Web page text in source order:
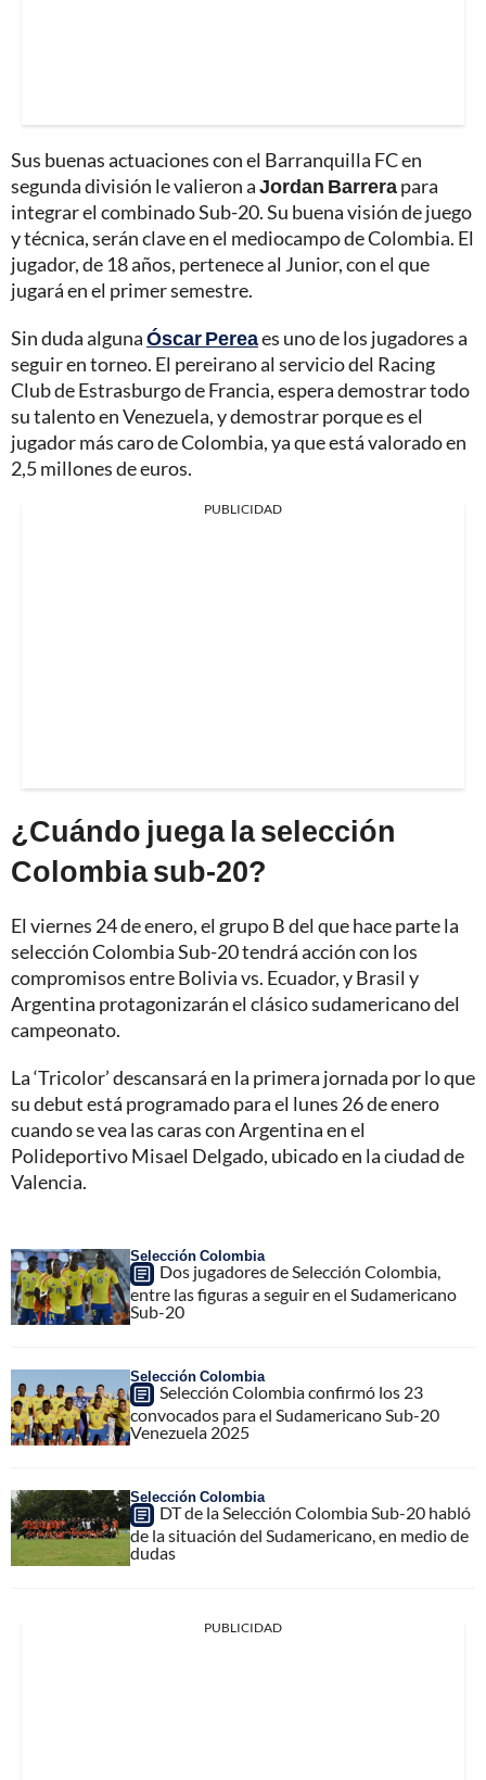
Sus buenas actuaciones con el Barranquilla FC en
segunda división le valieron aJordan Barrerapara
integrar el combinado Sub-20. Su buena visión de juego
y técnica, serán clave en el mediocampo de Colombia. El
jugador, de 18 años, pertenece al Junior, con el que
jugará en el primer semestre.
Sin duda algunaÓscar Pereaes uno de los jugadores a
seguir en torneo. El pereirano al servicio del Racing
Club de Estrasburgo de Francia, espera demostrar todo
su talento en Venezuela, y demostrar porque es el
jugador más caro de Colombia, ya que está valorado en
2,5 millones de euros.
PUBLICIDAD
¿Cuándo juega la selección
Colombia sub-20?
El viernes 24 de enero, el grupo B del que hace parte la
selección Colombia Sub-20 tendrá acción con los
compromisos entre Bolivia vs. Ecuador, y Brasil y
Argentina protagonizarán el clásico sudamericano del
campeonato.
La ‘Tricolor’ descansará en la primera jornada por lo que
su debut está programado para el lunes 26 de enero
cuando se vea las caras con Argentina en el
Polideportivo Misael Delgado, ubicado en la ciudad de
Valencia.
Selección Colombia
Dos jugadores de Selección Colombia,
entre las figuras a seguir en el Sudamericano
Sub-20
Selección Colombia
Selección Colombia confirmó los 23
convocados para el Sudamericano Sub-20
Venezuela 2025
Selección Colombia
DT de la Selección Colombia Sub-20 habló
de la situación del Sudamericano, en medio de
dudas
PUBLICIDAD